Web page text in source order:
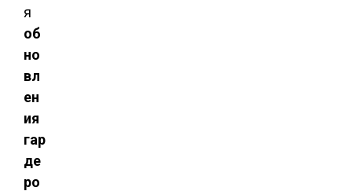
я
об
но
вл
ен
ия
гар
де
ро